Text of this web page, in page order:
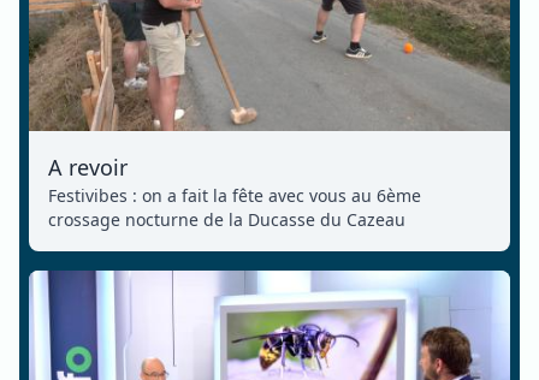
A revoir
Festivibes : on a fait la fête avec vous au 6ème
crossage nocturne de la Ducasse du Cazeau